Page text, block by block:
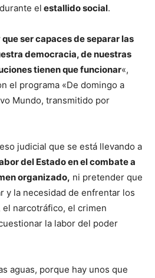
el estallido social.
que ser capaces de separar las
democracia, de nuestras
tienen que funcionar«,
el programa «De domingo a
Mundo, transmitido por
judicial que se está llevando a
del Estado en el combate a
organizado, ni pretender que
y la necesidad de enfrentar los
narcotráfico, el crimen
la labor del poder
aguas, porque hay unos que